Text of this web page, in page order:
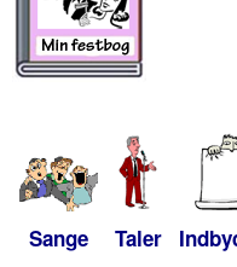
Sange Taler